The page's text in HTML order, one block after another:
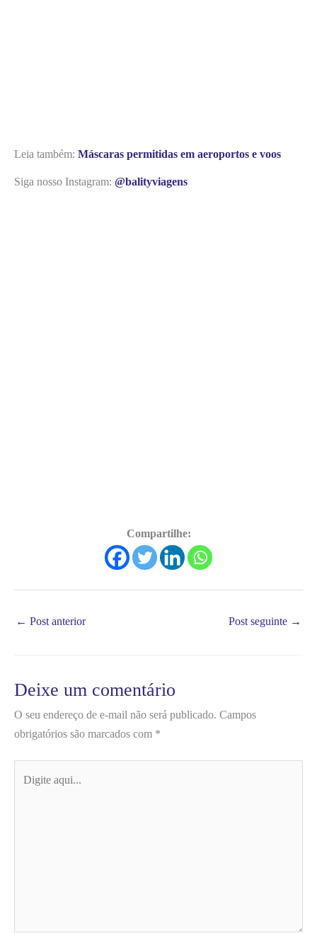
Leia também: Máscaras permitidas em aeroportos e voos
Siga nosso Instagram: @balityviagens
Compartilhe:
← Post anterior Post seguinte →
Deixe um comentário
O seu endereço de e-mail não será publicado. Campos
obrigatórios são marcados com *
aqui...